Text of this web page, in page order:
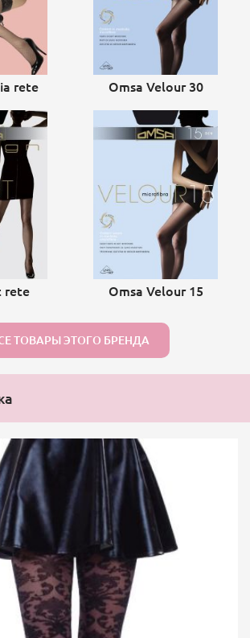
rete Omsa Velour 30
rete Omsa Velour 15
ТОВАРЫ ЭТОГО БРЕНДА